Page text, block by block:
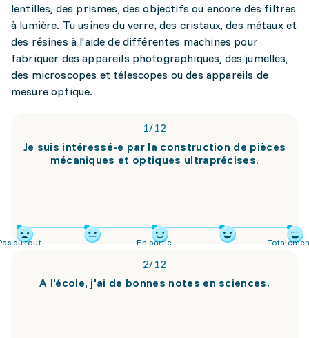
lentilles, des prismes, des objectifs ou encore des filtres
à lumière. Tu usines du verre, des cristaux, des métaux et
des résines à l'aide de différentes machines pour
fabriquer des appareils photographiques, des jumelles,
des microscopes et télescopes ou des appareils de
mesure optique.
1/12
Je suis intéressé-e par la construction de pièces
mécaniques et optiques ultraprécises.
du tout En partie
2/12
A l'école, j'ai de bonnes notes en sciences.